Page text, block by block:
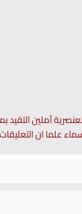
آملين
علما ان